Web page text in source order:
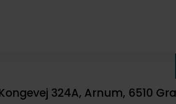
324A, Arnum, 6510